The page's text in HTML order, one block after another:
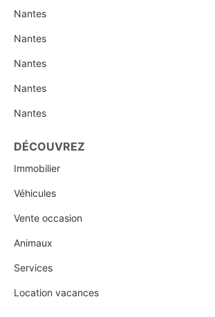
Nantes
Nantes
Nantes
Nantes
Nantes
DÉCOUVREZ
Immobilier
Véhicules
Vente occasion
Animaux
Services
Location vacances